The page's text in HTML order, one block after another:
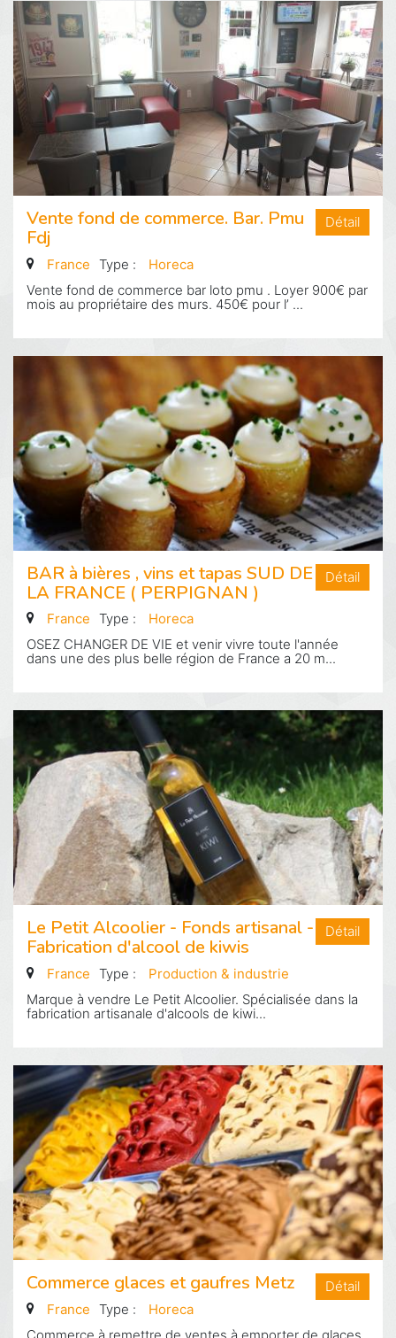
Vente fond de commerce. Bar. Pmu
Fdj
Détail
France Type :
Horeca
Vente fond de commerce bar loto pmu . Loyer 900€ par
mois au propriétaire des murs. 450€ pour l’ ...
BAR à bières , vins et tapas SUD DE
LA FRANCE ( PERPIGNAN )
Détail
France Type :
Horeca
OSEZ CHANGER DE VIE et venir vivre toute l'année
dans une des plus belle région de France a 20 m...
Le Petit Alcoolier - Fonds artisanal -
Fabrication d'alcool de kiwis
Détail
France Type :
Production & industrie
Marque à vendre Le Petit Alcoolier. Spécialisée dans la
fabrication artisanale d'alcools de kiwi...
Commerce glaces et gaufres Metz
Détail
France Type :
Horeca